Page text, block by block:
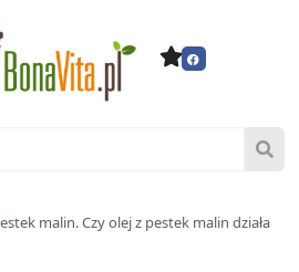
malin. Czy olej z pestek malin działa